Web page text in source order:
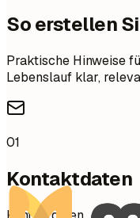
So erstellen
Praktische Hinweise
Lebenslauf klar,
01
Kontaktdaten